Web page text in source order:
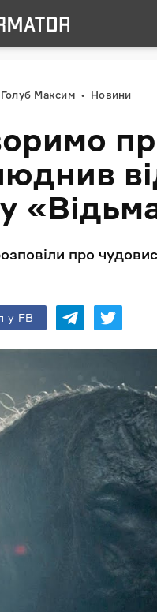
Голуб Максим Новини
про
у FB